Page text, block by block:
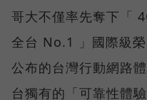
哥大不僅率先奪下「
全台 No.1 」國際級
公布的台灣行動網路
台獨有的「可靠性體